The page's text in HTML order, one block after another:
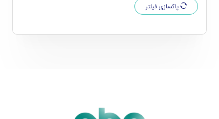
QR Code) نخواهید داشت. این بارکد خوان از تکنولوژی نوری
پاکسازی فیلتر